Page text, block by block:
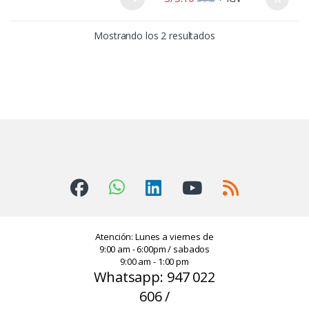
Alta visibilidad y recordación de
Alta visibilidad y recordación de
Mostrando los 2 resultados
Atención: Lunes a viernes de
9:00 am - 6:00pm / sabados
9:00 am - 1:00 pm
Whatsapp: 947 022
606 /